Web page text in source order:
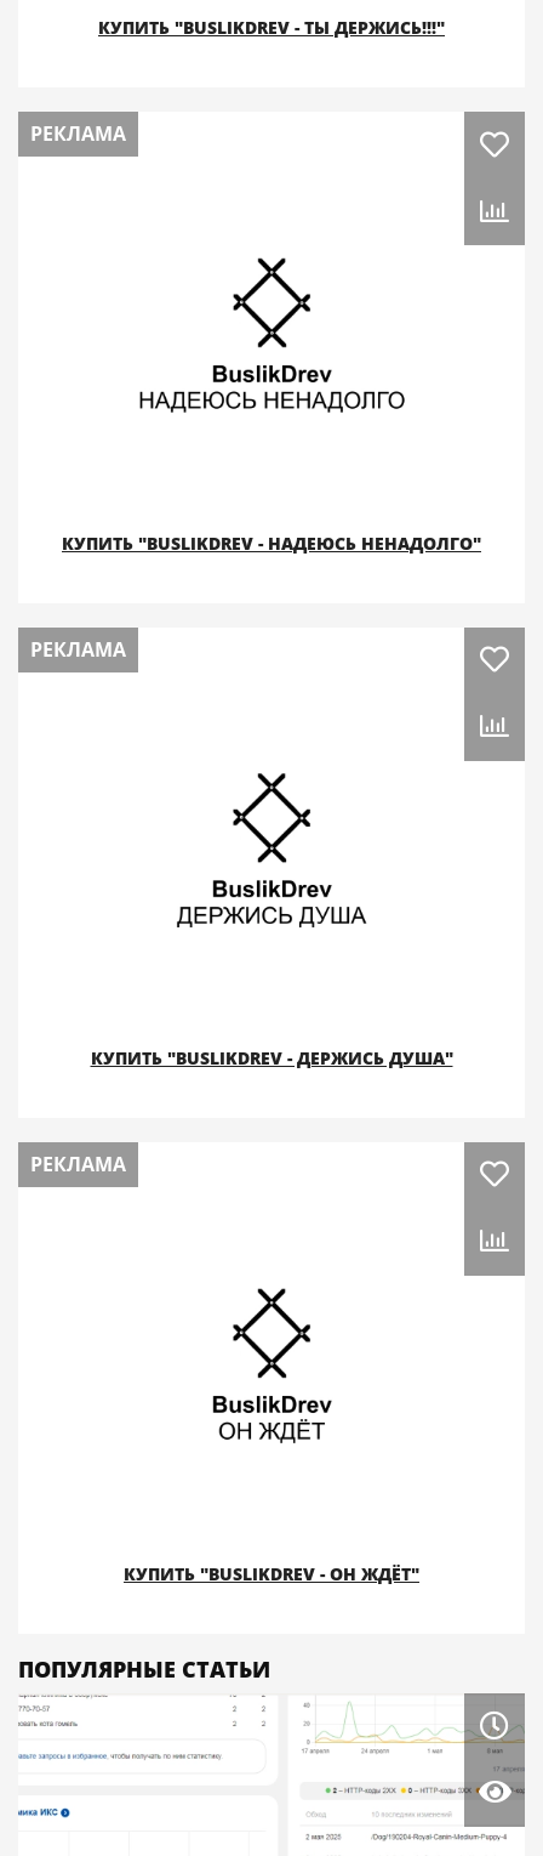
КУПИТЬ "BUSLIKDREV - ТЫ ДЕРЖИСЬ!!!"
РЕКЛАМА
КУПИТЬ "BUSLIKDREV - НАДЕЮСЬ НЕНАДОЛГО"
РЕКЛАМА
КУПИТЬ "BUSLIKDREV - ДЕРЖИСЬ ДУША"
РЕКЛАМА
КУПИТЬ "BUSLIKDREV - ОН ЖДЁТ"
ПОПУЛЯРНЫЕ СТАТЬИ